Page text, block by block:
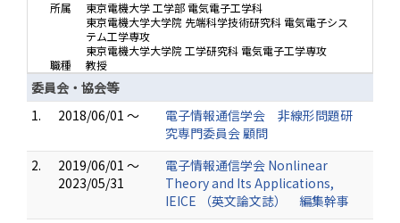
所属
東京電機大学 工学部 電気電子工学科
東京電機大学大学院 先端科学技術研究科 電気電子シス
テム工学専攻
東京電機大学大学院 工学研究科 電気電子工学専攻
職種
教授
委員会・協会等
1.
2018/06/01 ～
電子情報通信学会 非線形問題研
究専門委員会 顧問
2.
2019/06/01 ～
2023/05/31
電子情報通信学会 Nonlinear
Theory and Its Applications,
IEICE （英文論文誌） 編集幹事